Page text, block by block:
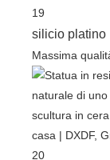
silicio platino
Massima